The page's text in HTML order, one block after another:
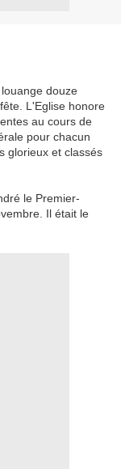
douze
L'Eglise honore
au cours de
pour chacun
glorieux et classés
le Premier-
Il était le